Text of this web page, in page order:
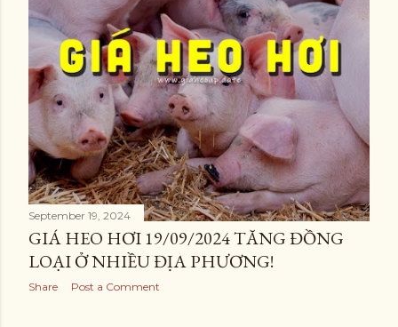
September 19, 2024
GIÁ HEO HƠI 19/09/2024 TĂNG ĐỒNG
LOẠI Ở NHIỀU ĐỊA PHƯƠNG!
Share Post a Comment